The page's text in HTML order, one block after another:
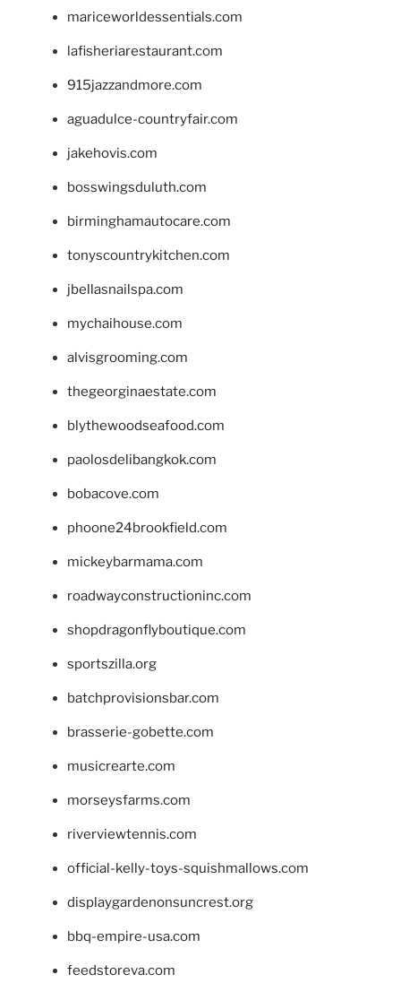
mariceworldessentials.com
lafisheriarestaurant.com
915jazzandmore.com
aguadulce-countryfair.com
jakehovis.com
bosswingsduluth.com
birminghamautocare.com
tonyscountrykitchen.com
jbellasnailspa.com
mychaihouse.com
alvisgrooming.com
thegeorginaestate.com
blythewoodseafood.com
paolosdelibangkok.com
bobacove.com
phoone24brookfield.com
mickeybarmama.com
roadwayconstructioninc.com
shopdragonflyboutique.com
sportszilla.org
batchprovisionsbar.com
brasserie-gobette.com
musicrearte.com
morseysfarms.com
riverviewtennis.com
official-kelly-toys-squishmallows.com
displaygardenonsuncrest.org
bbq-empire-usa.com
feedstoreva.com